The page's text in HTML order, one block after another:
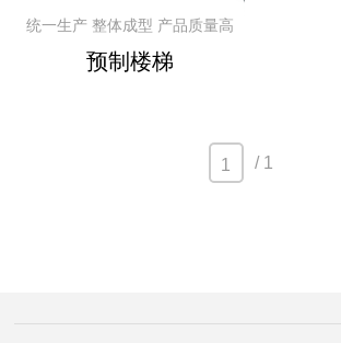
统一生产 整体成型 产品质量高
预制楼梯
1 / 1